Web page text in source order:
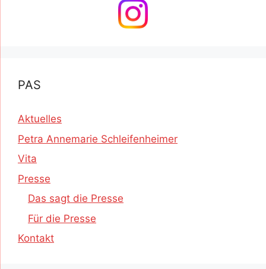
PAS
Aktuelles
Petra Annemarie Schleifenheimer
Vita
Presse
Das sagt die Presse
Für die Presse
Kontakt